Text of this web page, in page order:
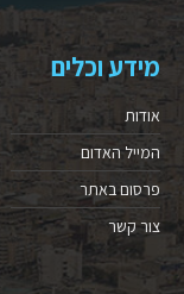
מידע וכלים
אודות
המייל האדום
פרסום באתר
צור קשר